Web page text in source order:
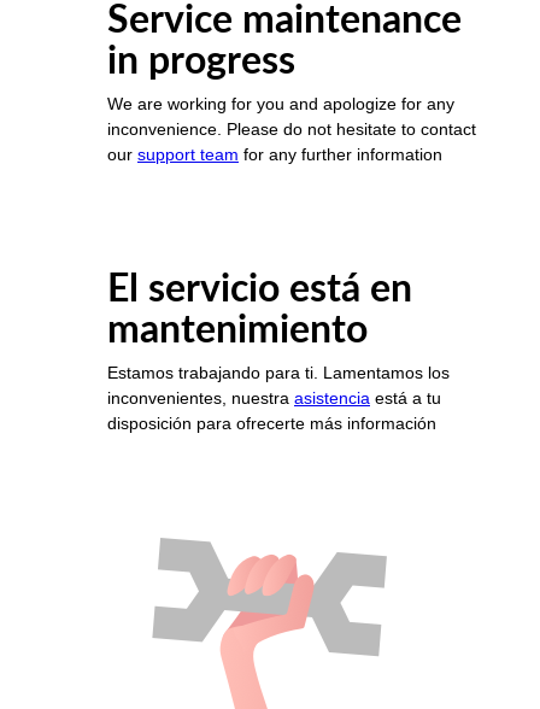
Service maintenance
in progress
We are working for you and apologize for any
inconvenience. Please do not hesitate to contact
our support team for any further information
El servicio está en
mantenimiento
Estamos trabajando para ti. Lamentamos los
inconvenientes, nuestra asistencia está a tu
disposición para ofrecerte más información